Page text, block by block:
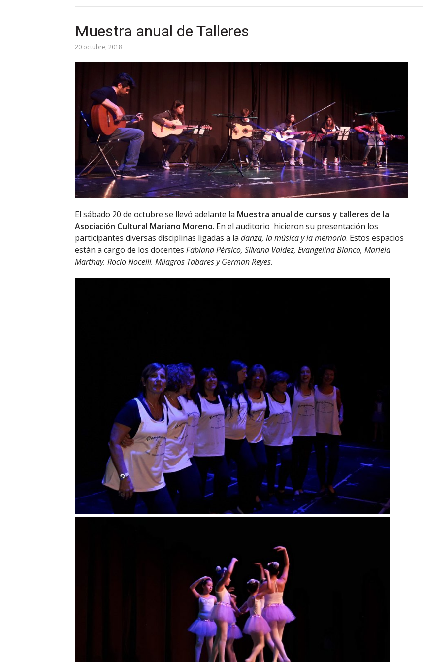
Muestra anual de Talleres
20 octubre, 2018
El sábado 20 de octubre se llevó adelante la Muestra anual de cursos y talleres de la
Asociación Cultural Mariano Moreno. En el auditorio hicieron su presentación los
participantes diversas disciplinas ligadas a la danza, la música y la memoria. Estos espacios
están a cargo de los docentes Fabiana Pérsico, Silvana Valdez, Evangelina Blanco, Mariela
Marthay, Rocio Nocelli, Milagros Tabares y German Reyes.